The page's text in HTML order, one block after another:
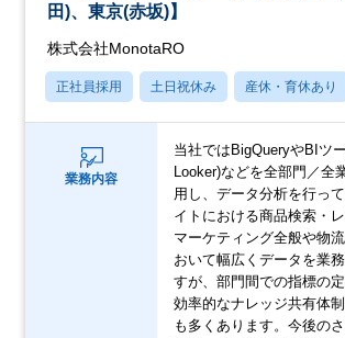
田)、東京(赤坂)】
株式会社MonotaRO
正社員採用 土日祝休み 産休・育休あり
業務内容
当社ではBigQueryやBIツ
Looker)などを全部門／全
用し、データ分析を行っ
イトにおける商品検索・
マーケティング全般や物
おいて幅広くデータを業
すが、部門間での指標の
効率的なナレッジ共有体
も多くあります。今後の